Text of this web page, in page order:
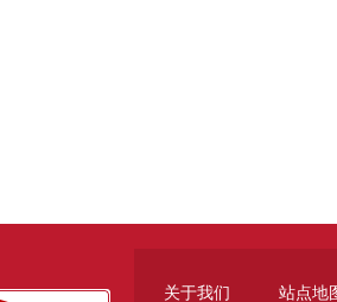
关于我们 站点地